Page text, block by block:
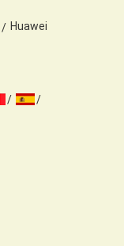
Huawei